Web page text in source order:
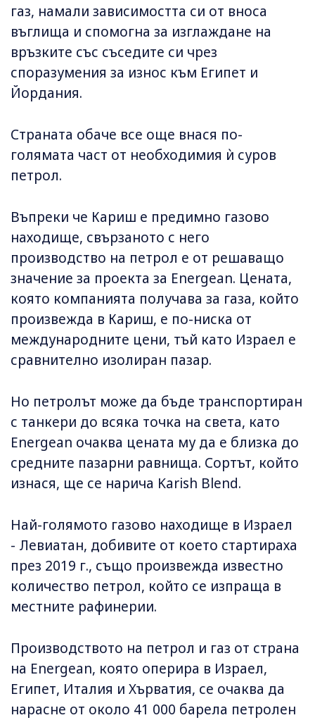
газ, намали зависимостта си от вноса
въглища и спомогна за изглаждане на
връзките със съседите си чрез
споразумения за износ към Египет и
Йордания.
Страната обаче все още внася по-
голямата част от необходимия ѝ суров
петрол.
Въпреки че Кариш е предимно газово
находище, свързаното с него
производство на петрол е от решаващо
значение за проекта за Energean. Цената,
която компанията получава за газа, който
произвежда в Кариш, е по-ниска от
международните цени, тъй като Израел е
сравнително изолиран пазар.
Но петролът може да бъде транспортиран
с танкери до всяка точка на света, като
Energean очаква цената му да е близка до
средните пазарни равнища. Сортът, който
изнася, ще се нарича Karish Blend.
Най-голямото газово находище в Израел
- Левиатан, добивите от което стартираха
през 2019 г., също произвежда известно
количество петрол, който се изпраща в
местните рафинерии.
Производството на петрол и газ от страна
на Energean, която оперира в Израел,
Египет, Италия и Хърватия, се очаква да
нарасне от около 41 000 барела петролен